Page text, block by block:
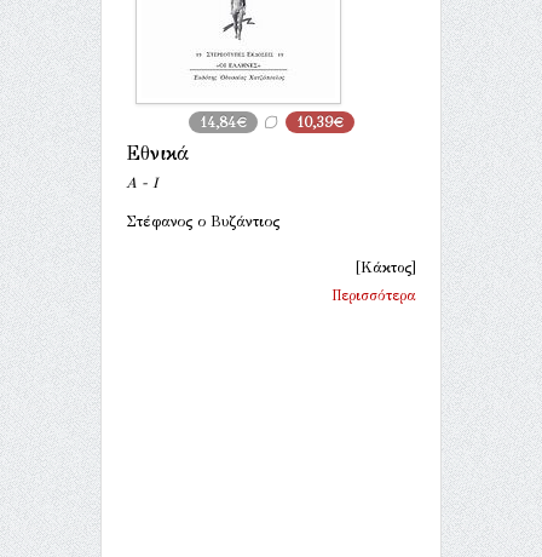
14,84€ 10,39€
Εθνικά
Α - Ι
Στέφανος ο Βυζάντιος
[Κάκτος]
Περισσότερα